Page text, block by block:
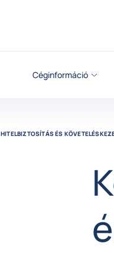
Céginformáció
HITELBIZTOSÍTÁS ÉS